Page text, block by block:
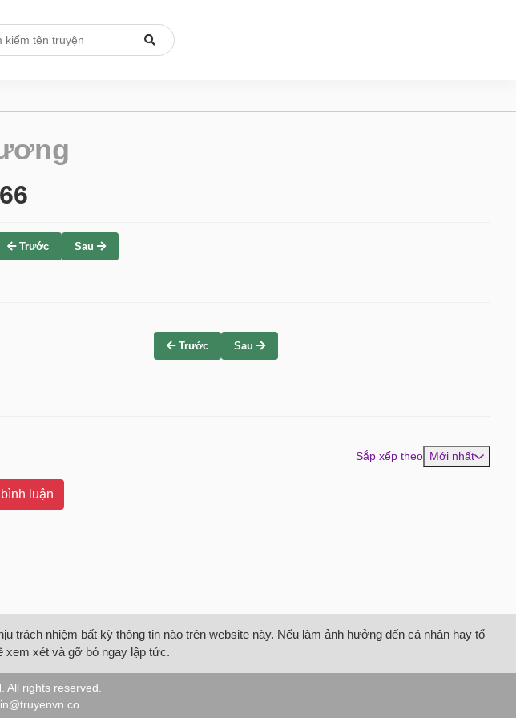
Trước Sau
Trước Sau
Sắp xếp theo Mới nhất
luận
nhiệm bất kỳ thông tin nào trên website này. Nếu làm ảnh hưởng đến cá nhân hay tổ
xét và gỡ bỏ ngay lập tức.
. All rights reserved.